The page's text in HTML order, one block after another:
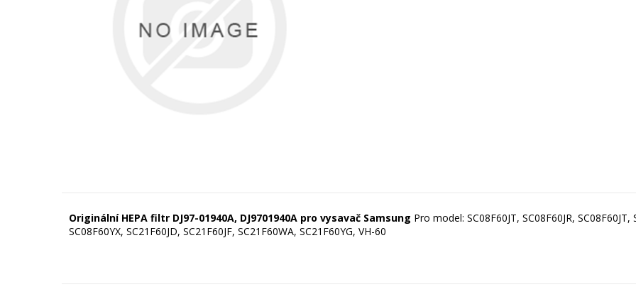
Originální HEPA filtr DJ97-01940A, DJ9701940A pro vysavač Samsung Pro model: SC08F60JT, SC08F60JR,
SC08F60YX, SC21F60JD, SC21F60JF, SC21F60WA, SC21F60YG, VH-60